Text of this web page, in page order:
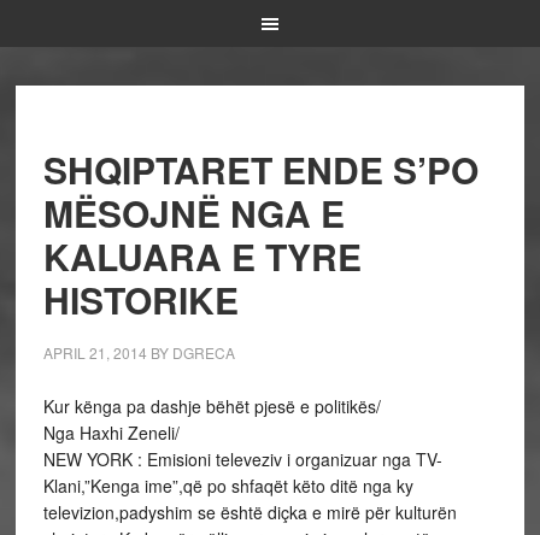
SHQIPTARET ENDE S’PO
MËSOJNË NGA E
KALUARA E TYRE
HISTORIKE
APRIL 21, 2014 BY DGRECA
Kur kënga pa dashje bëhët pjesë e politikës/
Nga Haxhi Zeneli/
NEW YORK : Emisioni televeziv i organizuar nga TV-
Klani,”Kenga ime”,që po shfaqët këto ditë nga ky
televizion,padyshim se është diçka e mirë për kulturën